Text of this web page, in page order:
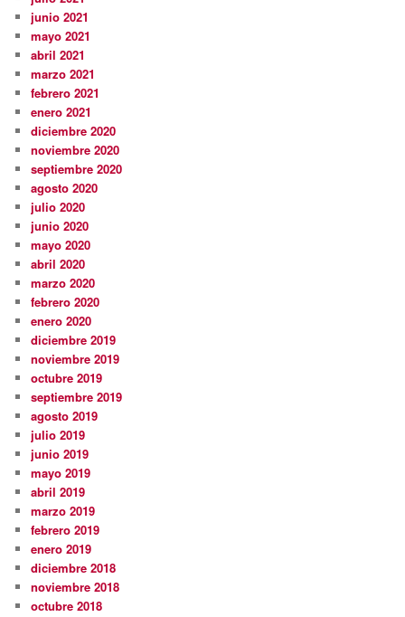
junio 2021
mayo 2021
abril 2021
marzo 2021
febrero 2021
enero 2021
diciembre 2020
noviembre 2020
septiembre 2020
agosto 2020
julio 2020
junio 2020
mayo 2020
abril 2020
marzo 2020
febrero 2020
enero 2020
diciembre 2019
noviembre 2019
octubre 2019
septiembre 2019
agosto 2019
julio 2019
junio 2019
mayo 2019
abril 2019
marzo 2019
febrero 2019
enero 2019
diciembre 2018
noviembre 2018
octubre 2018